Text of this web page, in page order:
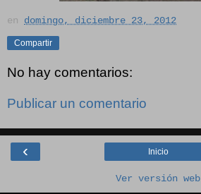
en domingo, diciembre 23, 2012
Compartir
No hay comentarios:
Publicar un comentario
‹ Inicio
Ver versión web